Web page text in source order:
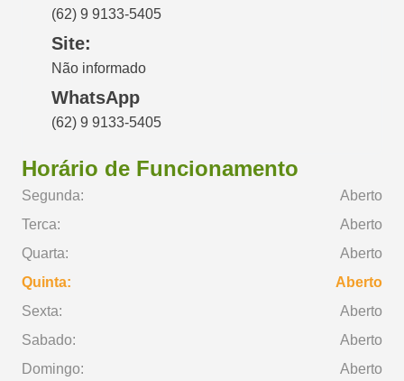
(62) 9 9133-5405
Site:
Não informado
WhatsApp
(62) 9 9133-5405
Horário de Funcionamento
Segunda:
Aberto
Terca:
Aberto
Quarta:
Aberto
Quinta:
Aberto
Sexta:
Aberto
Sabado:
Aberto
Domingo:
Aberto